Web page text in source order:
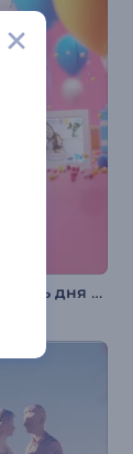
Заставка в честь дня рождения